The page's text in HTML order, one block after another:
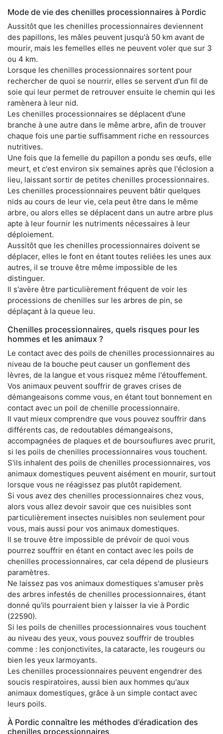
Mode de vie des chenilles processionnaires à Pordic
Aussitôt que les chenilles processionnaires deviennent
des papillons, les mâles peuvent jusqu'à 50 km avant de
mourir, mais les femelles elles ne peuvent voler que sur 3
ou 4 km.
Lorsque les chenilles processionnaires sortent pour
rechercher de quoi se nourrir, elles se servent d'un fil de
soie qui leur permet de retrouver ensuite le chemin qui les
ramènera à leur nid.
Les chenilles processionnaires se déplacent d'une
branche à une autre dans le même arbre, afin de trouver
chaque fois une partie suffisamment riche en ressources
nutritives.
Une fois que la femelle du papillon a pondu ses œufs, elle
meurt, et c'est environ six semaines après que l'éclosion a
lieu, laissant sortir de petites chenilles processionnaires.
Les chenilles processionnaires peuvent bâtir quelques
nids au cours de leur vie, cela peut être dans le même
arbre, ou alors elles se déplacent dans un autre arbre plus
apte à leur fournir les nutriments nécessaires à leur
déploiement.
Aussitôt que les chenilles processionnaires doivent se
déplacer, elles le font en étant toutes reliées les unes aux
autres, il se trouve être même impossible de les
distinguer.
Il s'avère être particulièrement fréquent de voir les
processions de chenilles sur les arbres de pin, se
déplaçant à la queue leu.
Chenilles processionnaires, quels risques pour les
hommes et les animaux ?
Le contact avec des poils de chenilles processionnaires au
niveau de la bouche peut causer un gonflement des
lèvres, de la langue et vous risquez même l'étouffement.
Vos animaux peuvent souffrir de graves crises de
démangeaisons comme vous, en étant tout bonnement en
contact avec un poil de chenille processionnaire.
Il vaut mieux comprendre que vous pouvez souffrir dans
différents cas, de redoutables démangeaisons,
accompagnées de plaques et de boursouflures avec prurit,
si les poils de chenilles processionnaires vous touchent.
S'ils inhalent des poils de chenilles processionnaires, vos
animaux domestiques peuvent aisément en mourir, surtout
lorsque vous ne réagissez pas plutôt rapidement.
Si vous avez des chenilles processionnaires chez vous,
alors vous allez devoir savoir que ces nuisibles sont
particulièrement insectes nuisibles non seulement pour
vous, mais aussi pour vos animaux domestiques.
Il se trouve être impossible de prévoir de quoi vous
pourrez souffrir en étant en contact avec les poils de
chenilles processionnaires, car cela dépend de plusieurs
paramètres.
Ne laissez pas vos animaux domestiques s'amuser près
des arbres infestés de chenilles processionnaires, étant
donné qu'ils pourraient bien y laisser la vie à Pordic
(22590).
Si les poils de chenilles processionnaires vous touchent
au niveau des yeux, vous pouvez souffrir de troubles
comme : les conjonctivites, la cataracte, les rougeurs ou
bien les yeux larmoyants.
Les chenilles processionnaires peuvent engendrer des
soucis respiratoires, aussi bien aux hommes qu'aux
animaux domestiques, grâce à un simple contact avec
leurs poils.
À Pordic connaître les méthodes d'éradication des
chenilles processionnaires